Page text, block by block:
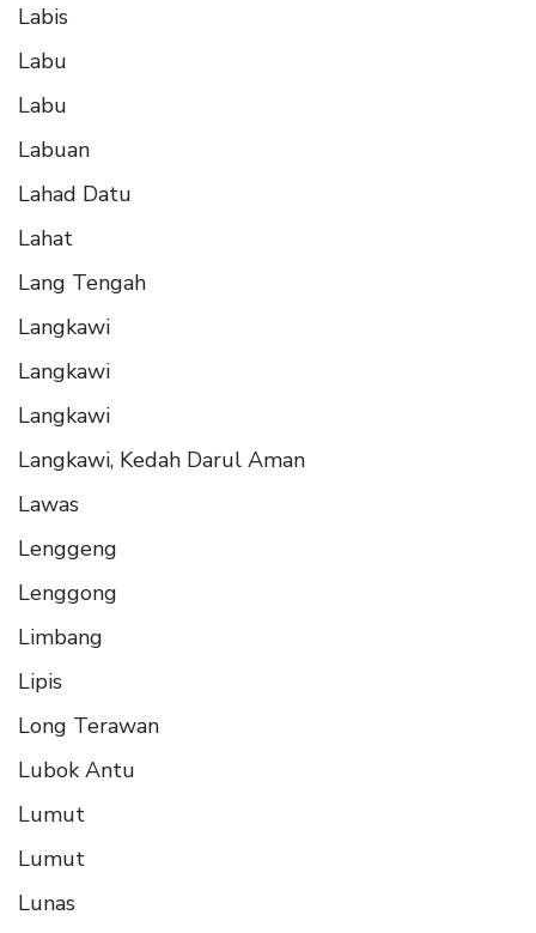
Labis
Labu
Labu
Labuan
Lahad Datu
Lahat
Lang Tengah
Langkawi
Langkawi
Langkawi
Langkawi, Kedah Darul Aman
Lawas
Lenggeng
Lenggong
Limbang
Lipis
Long Terawan
Lubok Antu
Lumut
Lumut
Lunas